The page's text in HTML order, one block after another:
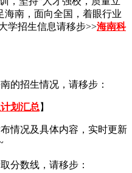
海南，面向全国，着眼行业
学招生信息请移步>>海南科
的招生情况，请移步：
划汇总 】
情况及具体内容，实时更新
分数线，请移步：